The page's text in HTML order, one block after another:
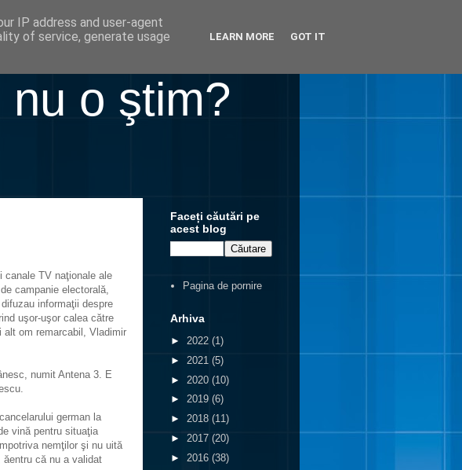
o ştim?
canale TV naţionale ale
campanie electorală,
informaţii despre
uşor-uşor calea către
om remarcabil, Vladimir
numit Antena 3. E
german la
vină pentru situaţia
nemţilor şi nu uită
ăentru că nu a validat
Faceți căutări pe
acest blog
Pagina de pornire
Arhiva
► 2022 (1)
► 2021 (5)
► 2020 (10)
► 2019 (6)
► 2018 (11)
► 2017 (20)
► 2016 (38)
IP address and user-agent
of service, generate usage
LEARN MORE GOT IT